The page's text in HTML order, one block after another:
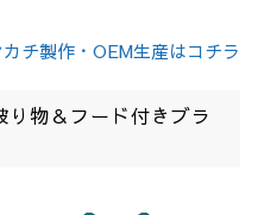
チ製作・OEM生産はコチラ
り物＆フード付きブラ